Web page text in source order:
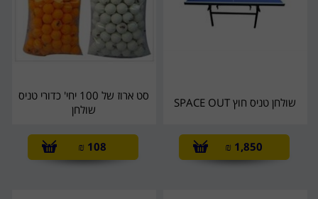
שולחן טניס חוץ SPACE OUT
1,850
₪
סט ארוז של 100 יחי' כדורי טניס
שולחן
108
₪